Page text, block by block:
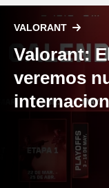
VALORANT
Valorant:
veremos
primeros